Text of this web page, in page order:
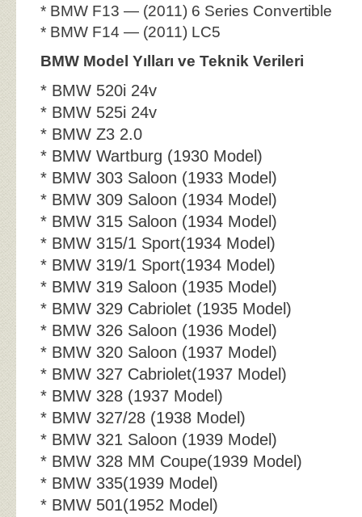
* BMW F13 — (2011) 6 Series Convertible
* BMW F14 — (2011) LC5
BMW Model Yılları ve Teknik Verileri
* BMW 520i 24v
* BMW 525i 24v
* BMW Z3 2.0
* BMW Wartburg (1930 Model)
* BMW 303 Saloon (1933 Model)
* BMW 309 Saloon (1934 Model)
* BMW 315 Saloon (1934 Model)
* BMW 315/1 Sport(1934 Model)
* BMW 319/1 Sport(1934 Model)
* BMW 319 Saloon (1935 Model)
* BMW 329 Cabriolet (1935 Model)
* BMW 326 Saloon (1936 Model)
* BMW 320 Saloon (1937 Model)
* BMW 327 Cabriolet(1937 Model)
* BMW 328 (1937 Model)
* BMW 327/28 (1938 Model)
* BMW 321 Saloon (1939 Model)
* BMW 328 MM Coupe(1939 Model)
* BMW 335(1939 Model)
* BMW 501(1952 Model)